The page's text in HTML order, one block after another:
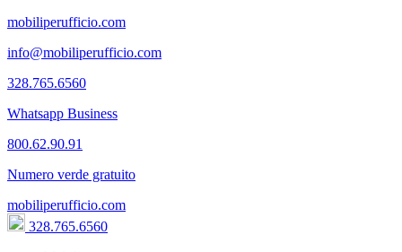
mobiliperufficio.com
info@mobiliperufficio.com
328.765.6560
Whatsapp Business
800.62.90.91
Numero verde gratuito
mobiliperufficio.com
328.765.6560